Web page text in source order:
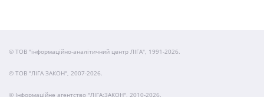
© ТОВ "інформаційно-аналітичний центр ЛІГА", 1991-2026.
© ТОВ "ЛІГА ЗАКОН", 2007-2026.
© Інформаційне агентство "ЛІГА:ЗАКОН", 2010-2026.